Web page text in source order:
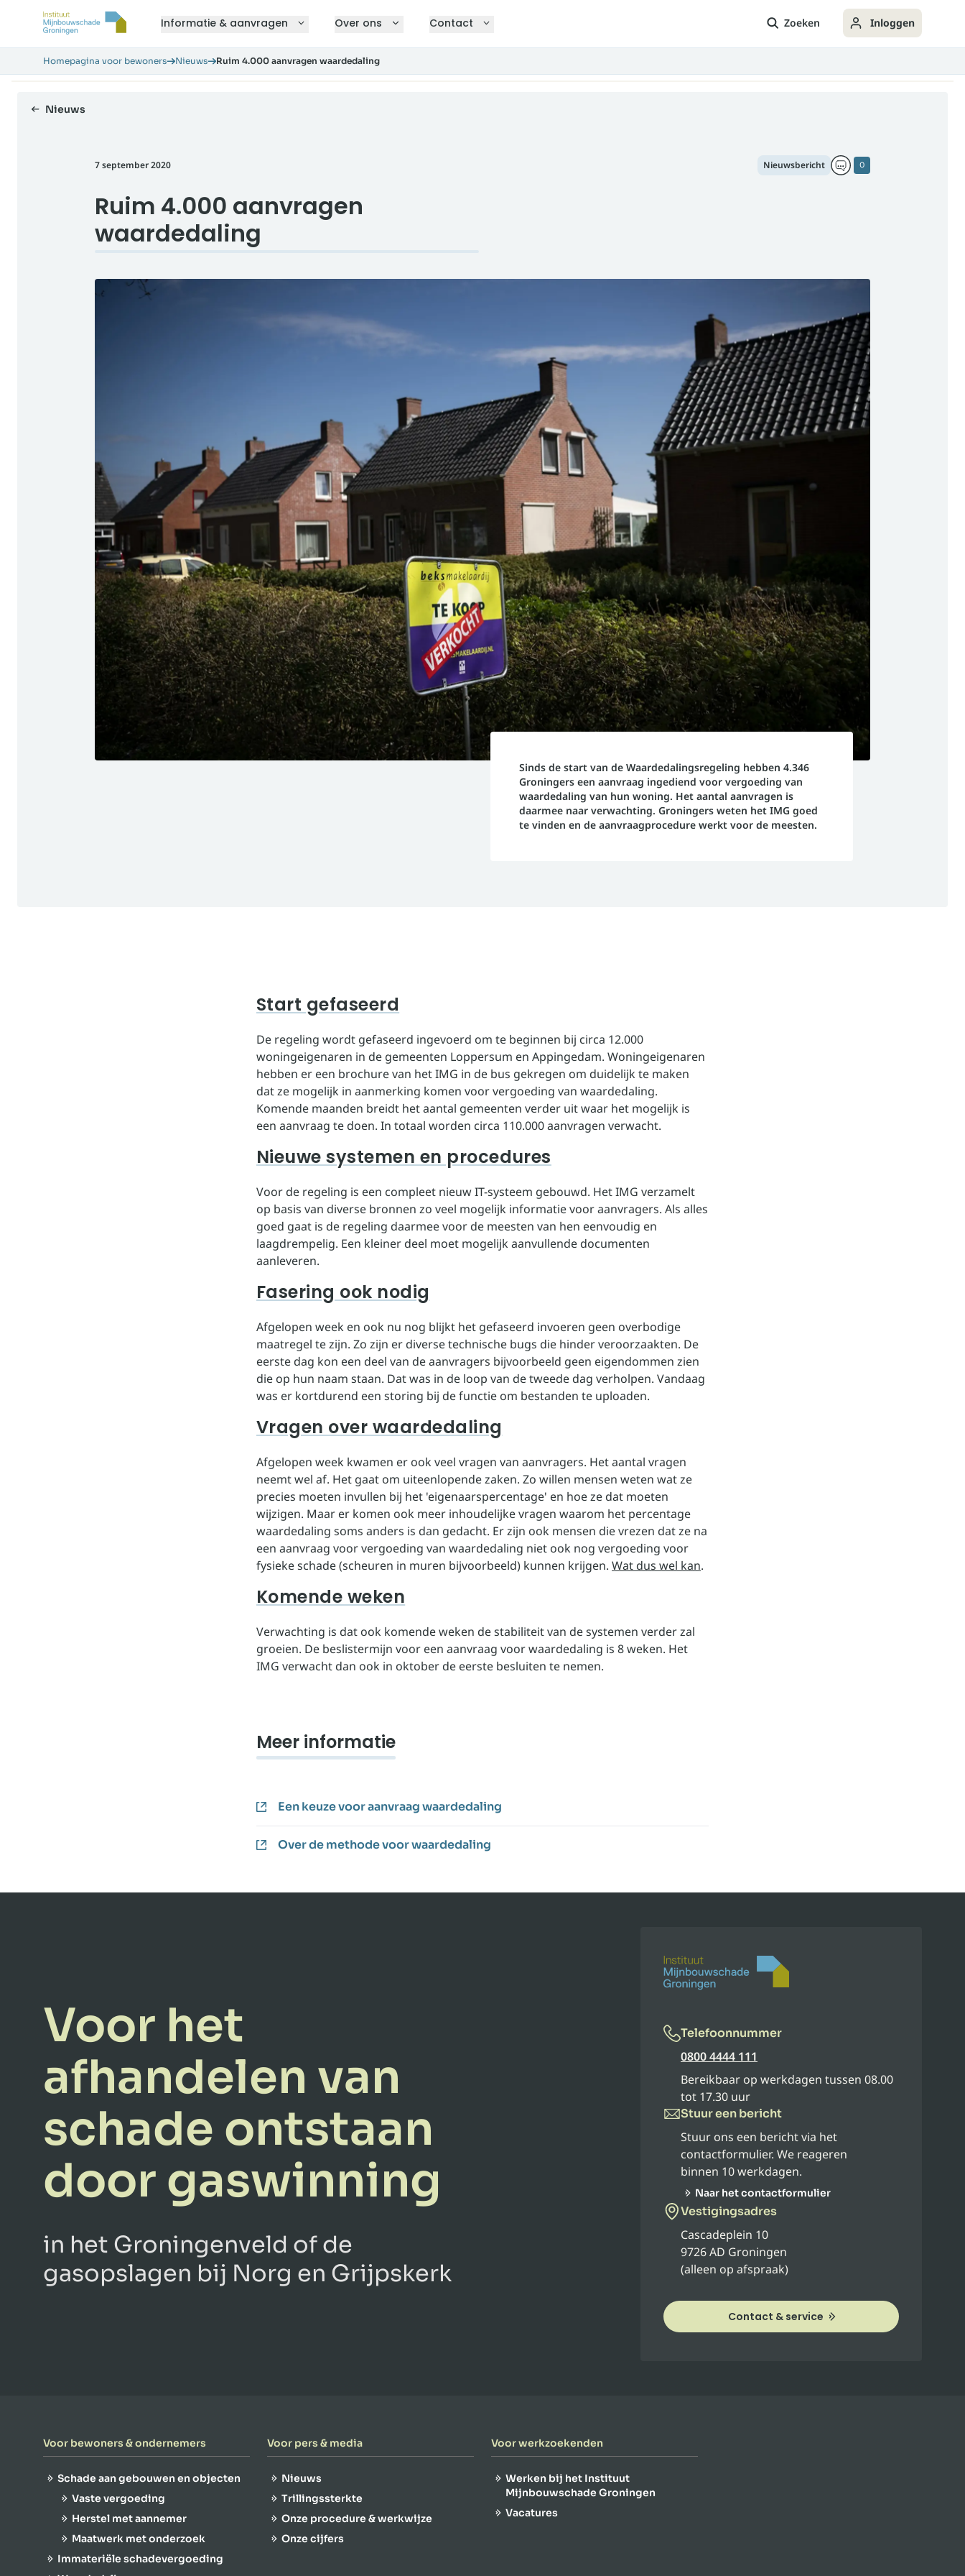
Informatie & aanvragen Over ons Contact Zoeken Inloggen
Homepagina voor bewoners Nieuws Ruim 4.000 aanvragen waardedaling
Nieuws
7 september 2020
Ruim 4.000 aanvragen
waardedaling
0
Nieuwsbericht
Sinds de start van de Waardedalingsregeling hebben 4.346
Groningers een aanvraag ingediend voor vergoeding van
waardedaling van hun woning. Het aantal aanvragen is
daarmee naar verwachting. Groningers weten het IMG goed
te vinden en de aanvraagprocedure werkt voor de meesten.
Start gefaseerd
De regeling wordt gefaseerd ingevoerd om te beginnen bij circa 12.000
woningeigenaren in de gemeenten Loppersum en Appingedam. Woningeigenaren
hebben er een brochure van het IMG in de bus gekregen om duidelijk te maken
dat ze mogelijk in aanmerking komen voor vergoeding van waardedaling.
Komende maanden breidt het aantal gemeenten verder uit waar het mogelijk is
een aanvraag te doen. In totaal worden circa 110.000 aanvragen verwacht.
Nieuwe systemen en procedures
Voor de regeling is een compleet nieuw IT-systeem gebouwd. Het IMG verzamelt
op basis van diverse bronnen zo veel mogelijk informatie voor aanvragers. Als alles
goed gaat is de regeling daarmee voor de meesten van hen eenvoudig en
laagdrempelig. Een kleiner deel moet mogelijk aanvullende documenten
aanleveren.
Fasering ook nodig
Afgelopen week en ook nu nog blijkt het gefaseerd invoeren geen overbodige
maatregel te zijn. Zo zijn er diverse technische bugs die hinder veroorzaakten. De
eerste dag kon een deel van de aanvragers bijvoorbeeld geen eigendommen zien
die op hun naam staan. Dat was in de loop van de tweede dag verholpen. Vandaag
was er kortdurend een storing bij de functie om bestanden te uploaden.
Vragen over waardedaling
Afgelopen week kwamen er ook veel vragen van aanvragers. Het aantal vragen
neemt wel af. Het gaat om uiteenlopende zaken. Zo willen mensen weten wat ze
precies moeten invullen bij het 'eigenaarspercentage' en hoe ze dat moeten
wijzigen. Maar er komen ook meer inhoudelijke vragen waarom het percentage
waardedaling soms anders is dan gedacht. Er zijn ook mensen die vrezen dat ze na
een aanvraag voor vergoeding van waardedaling niet ook nog vergoeding voor
fysieke schade (scheuren in muren bijvoorbeeld) kunnen krijgen. Wat dus wel kan.
Komende weken
Verwachting is dat ook komende weken de stabiliteit van de systemen verder zal
groeien. De beslistermijn voor een aanvraag voor waardedaling is 8 weken. Het
IMG verwacht dan ook in oktober de eerste besluiten te nemen.
Meer informatie
Een keuze voor aanvraag waardedaling
Over de methode voor waardedaling
Voor het
afhandelen van
schade ontstaan
door gaswinning
in het Groningenveld of de
gasopslagen bij Norg en Grijpskerk
Telefoonnummer
0800 4444 111
Bereikbaar op werkdagen tussen 08.00
tot 17.30 uur
Stuur een bericht
Stuur ons een bericht via het
contactformulier. We reageren
binnen 10 werkdagen.
Naar het contactformulier
Vestigingsadres
Cascadeplein 10
9726 AD Groningen
(alleen op afspraak)
Contact & service
Voor bewoners & ondernemers
Schade aan gebouwen en objecten
Vaste vergoeding
Herstel met aannemer
Maatwerk met onderzoek
Immateriële schadevergoeding
Voor pers & media
Nieuws
Trillingssterkte
Onze procedure & werkwijze
Onze cijfers
Voor werkzoekenden
Werken bij het Instituut
Mijnbouwschade Groningen
Vacatures